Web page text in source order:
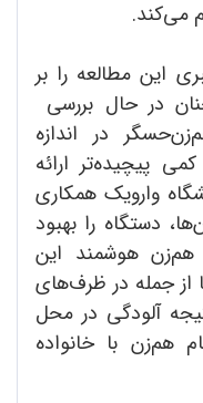
می‌کند.
این مطالعه را بر
در حال بررسی
در اندازه
پیچیده‌تر ارائه
وارویک همکاری
دستگاه را بهبود
هم‌زن هوشمند این
جمله در ظرف‌های
آلودگی در محل
هم‌زن با خانواده